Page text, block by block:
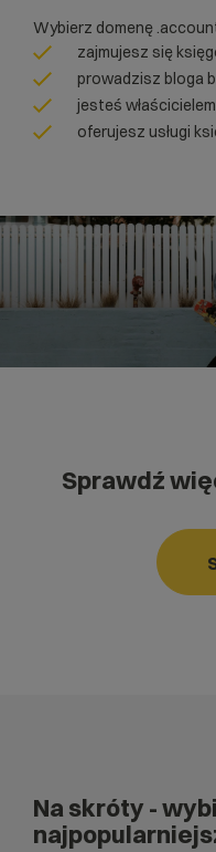
Wybierz domenę
zajmujesz się
prowadzisz bloga
jesteś
oferujesz usługi
Sprawdź
Na skróty -